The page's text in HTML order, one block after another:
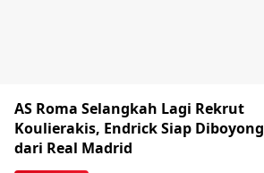
AS Roma Selangkah Lagi Rekrut
Koulierakis, Endrick Siap Diboyong
dari Real Madrid